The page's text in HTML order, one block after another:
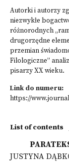
Autorki i autorzy
niezwykłe
różnorodnych
drugorzędne
przemian
Filologiczne”
pisarzy XX wieku.
Link do numeru:
https://
List of contents
JUSTYNA